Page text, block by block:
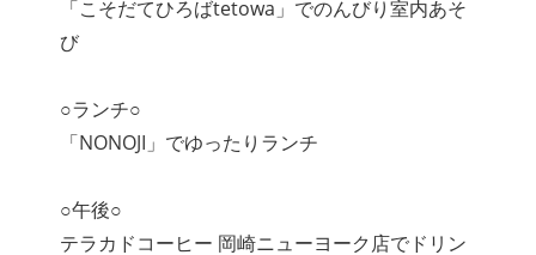
「こそだてひろばtetowa」でのんびり室内あそ
び
○ランチ○
「NONOJI」でゆったりランチ
○午後○
テラカドコーヒー 岡崎ニューヨーク店でドリン